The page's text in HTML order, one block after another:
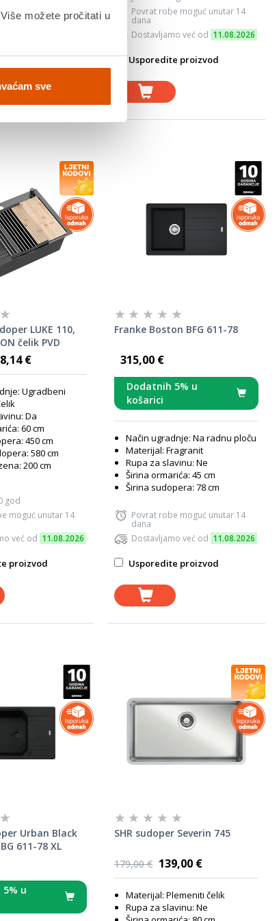
možete pročitati u
sve
moguć unutar 14
proizvod
Povrat robe moguć unutar 14
dana
Dostavljamo već od 11.08.2026
Usporedite proizvod
LUKE 110,
čelik PVD
€
Ugradbeni
Da
60 cm
450 cm
580 cm
200 cm
god
moguć unutar 14
već od 11.08.2026
proizvod
Franke Boston BFG 611-78
315,00 €
Dodatnih 5% u
košarici
Način ugradnje: Na radnu ploču
Materijal: Fragranit
Rupa za slavinu: Ne
Širina ormarića: 45 cm
Širina sudopera: 78 cm
Povrat robe moguć unutar 14
dana
Dostavljamo već od 11.08.2026
Usporedite proizvod
Urban Black
611-78 XL
u
SHR sudoper Severin 745
179,00 € 139,00 €
Materijal: Plemeniti čelik
Rupa za slavinu: Ne